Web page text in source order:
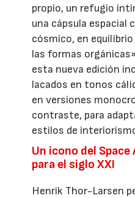
propio, un refugio
una cápsula espacial
cósmico, en
las formas
esta nueva edición
lacados en tonos
en versiones
contraste, para
estilos de
Un icono del
para el siglo XXI
Henrik Thor-Larsen